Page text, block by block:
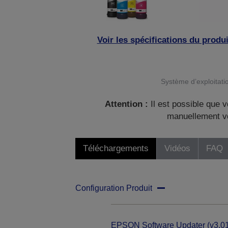
Voir les spécifications du
Système
Attention :
Il est possible que
manuellement
Téléchargements Vidéos FAQ
Configuration Produit
EPSON Software Updater